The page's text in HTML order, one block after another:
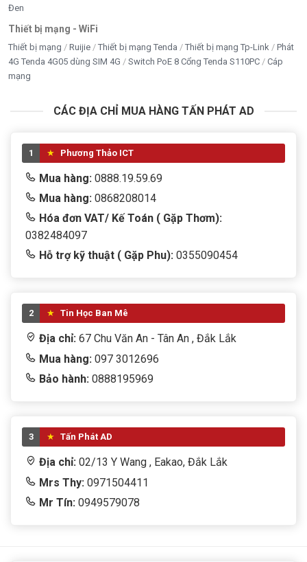
Đen
Thiết bị mạng - WiFi
Thiết bị mạng Ruijie Thiết bị mạng Tenda Thiết bị mạng Tp-Link
Phát
4G Tenda 4G05 dùng SIM 4G
Switch PoE 8 Cổng Tenda S110PC
Cáp
mạng
CÁC ĐỊA CHỈ MUA HÀNG TẤN PHÁT AD
1 Phương Thảo ICT
Mua hàng: 0888.19.59.69
Mua hàng: 0868208014
Hóa đơn VAT/ Kế Toán ( Gặp Thơm):
0382484097
Hỗ trợ kỹ thuật ( Gặp Phu): 0355090454
2 Tin Học Ban Mê
Địa chỉ: 67 Chu Văn An - Tân An , Đắk Lắk
Mua hàng: 097 3012696
Bảo hành: 0888195969
3 Tấn Phát AD
Địa chỉ: 02/13 Y Wang , Eakao, Đắk Lắk
Mrs Thy: 0971504411
Mr Tín: 0949579078